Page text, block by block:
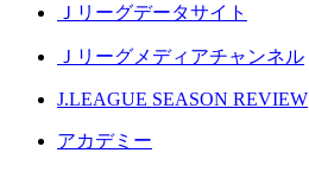
Ｊリーグデータサイト
Ｊリーグメディアチャンネル
J.LEAGUE SEASON REVIEW
アカデミー